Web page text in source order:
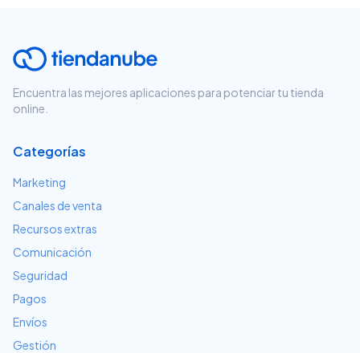
Encuentra las mejores aplicaciones para potenciar tu tienda
online.
Categorías
Marketing
Canales de venta
Recursos extras
Comunicación
Seguridad
Pagos
Envíos
Gestión